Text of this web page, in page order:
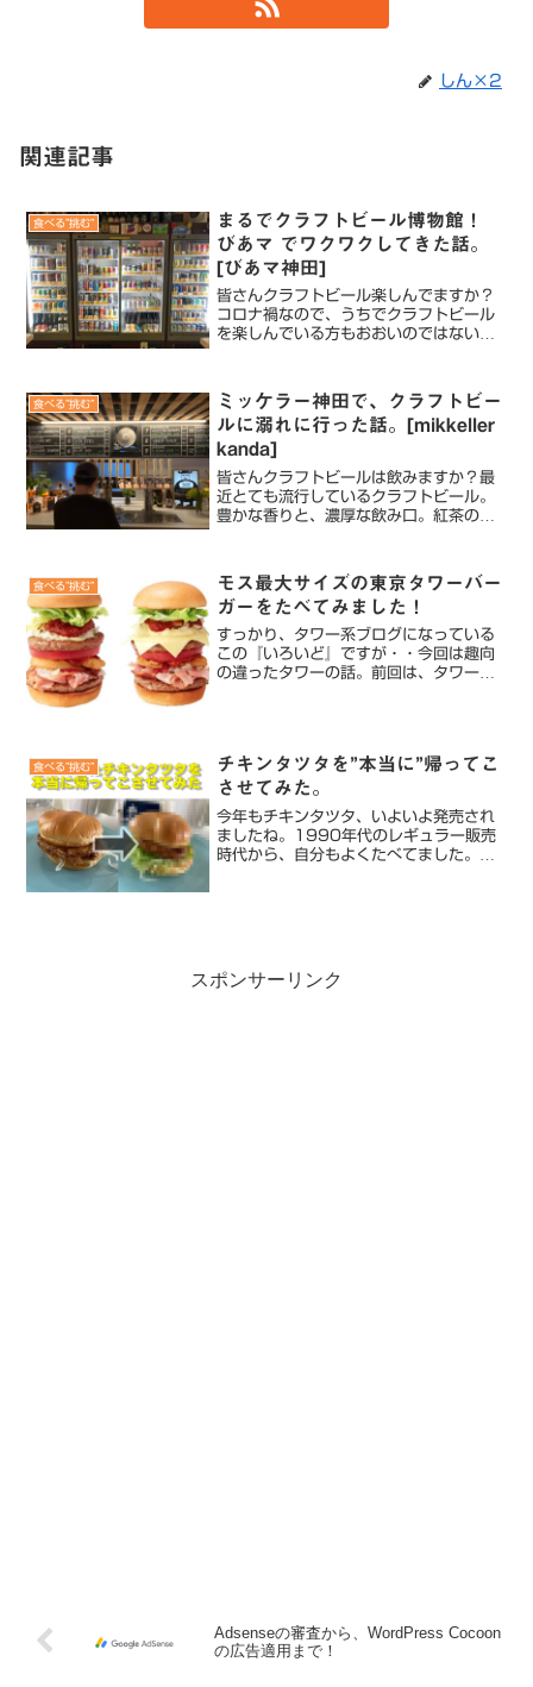
しん×2
関連記事
食べる”挑む”
まるでクラフトビール博物館！
びあマ でワクワクしてきた話。
[びあマ神田]
皆さんクラフトビール楽しんでますか？
コロナ禍なので、うちでクラフトビール
を楽しんでいる方もおおいのではないで
マ"。びあマは、ビアマーケットの略。マ
ーケットの名にまけな...
食べる”挑む”
ミッケラー神田で、クラフトビー
ルに溺れに行った話。[mikkeller
kanda]
皆さんクラフトビールは飲みますか？最
近とても流行しているクラフトビール。
豊かな香りと、濃厚な飲み口。紅茶のよ
が好きな方や、ワインが好きな方はクラ
フトビール特におすすめで...
食べる”挑む”
モス最大サイズの東京タワーバー
ガーをたべてみました！
すっかり、タワー系ブログになっている
この『いろいど』ですが・・今回は趣向
の違ったタワーの話。前回は、タワーに
食べる”挑む”
チキンタツタを”本当に”帰ってこ
させてみた。
今年もチキンタツタ、いよいよ発売され
ましたね。1990年代のレギュラー販売
時代から、自分もよくたべてました。チ
スポンサーリンク
Adsenseの審査から、WordPress Cocoon
の広告適用まで！